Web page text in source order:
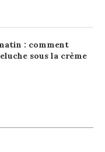
: comment
sous la crème